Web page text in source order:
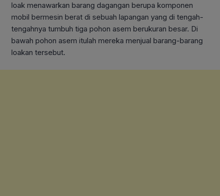
loak menawarkan barang dagangan berupa komponen
mobil bermesin berat di sebuah lapangan yang di tengah-
tengahnya tumbuh tiga pohon asem berukuran besar. Di
bawah pohon asem itulah mereka menjual barang-barang
loakan tersebut.